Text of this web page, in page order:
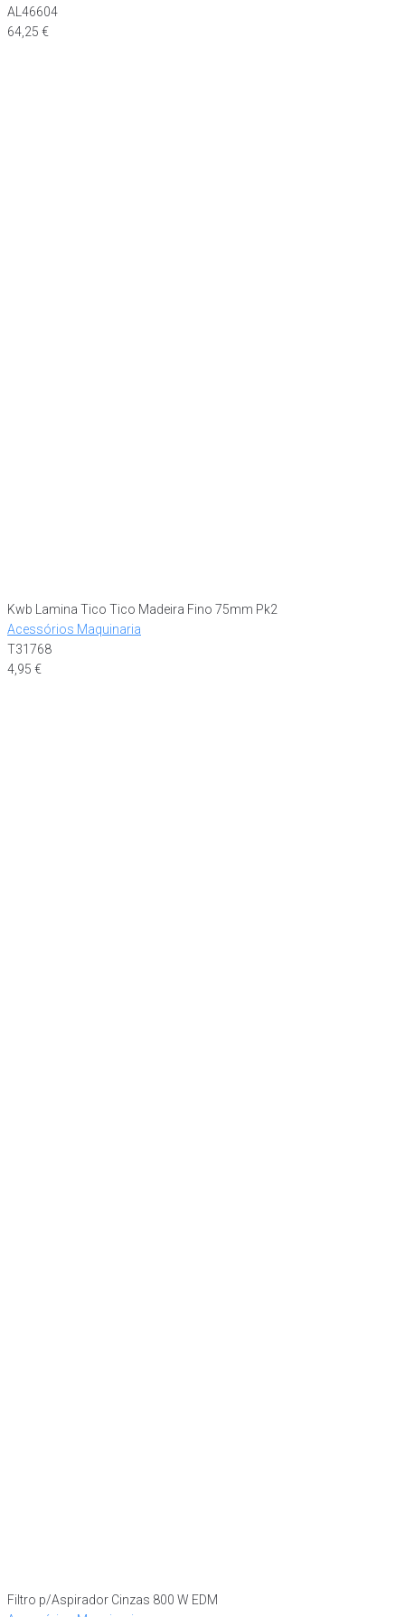
AL46604
64,25 €
Kwb Lamina Tico Tico Madeira Fino 75mm Pk2
Acessórios Maquinaria
T31768
4,95 €
Filtro p/Aspirador Cinzas 800 W EDM